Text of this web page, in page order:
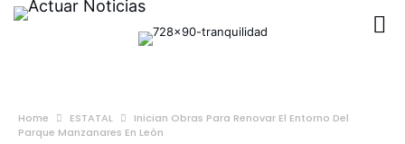
Home ESTATAL
Inician Obras Para Renovar El Entorno Del
Parque Manzanares En León